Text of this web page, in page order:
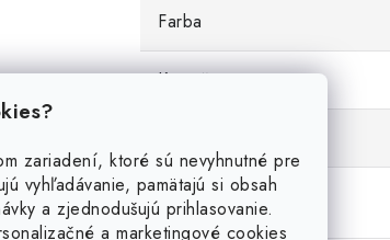
zariadení, ktoré sú nevyhnutné pre
vyhľadávanie, pamätajú si obsah
a zjednodušujú prihlasovanie.
a marketingové cookies
Farba
Kameň